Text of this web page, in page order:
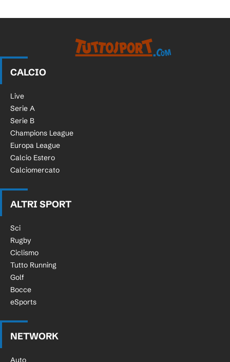
CALCIO
Live
Serie A
Serie B
Champions League
Europa League
Calcio Estero
Calciomercato
ALTRI SPORT
Sci
Rugby
Ciclismo
Tutto Running
Golf
Bocce
eSports
NETWORK
Auto